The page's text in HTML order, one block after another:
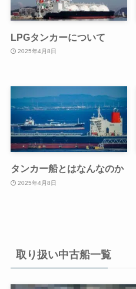
LPGタンカーについて
2025年4月8日
タンカー船とはなんなのか
2025年4月8日
取り扱い中古船一覧